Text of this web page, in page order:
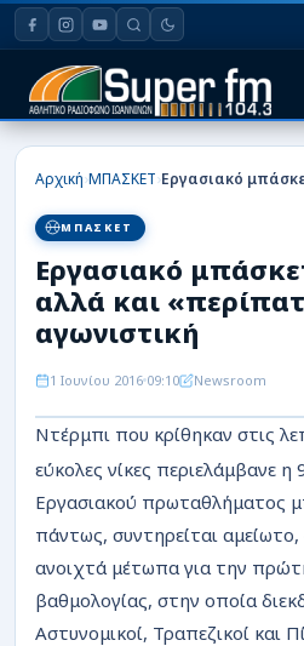
HOME
ΠΟΔΟΣΦΑΙΡΟ
ΣΠΟΡ
ΕΙΔΗΣΕΙΣ
ΑΡΘΡΟΓΡΑΦΙΕΣ
ΡΟΗ
Αρχική›ΜΠΑΣΚΕΤ›
ΜΠΑΣΚΕΤ
Εργασιακό
αλλά και
αγωνιστική
1 Ιουνίου 2016 09:10 Newsroom
Ντέρμπι που κρίθηκαν στις
εύκολες νίκες περιελάμβανε η
Εργασιακού πρωταθλήματος
πάντως, συντηρείται
ανοιχτά μέτωπα για την
βαθμολογίας, στην οποία
Αστυνομικοί, Τραπεζικοί και